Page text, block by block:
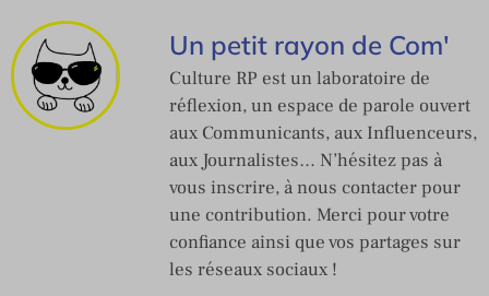
Un petit rayon de Com'
Culture RP est un laboratoire de
réflexion, un espace de parole ouvert
aux Communicants, aux Influenceurs,
aux Journalistes… N’hésitez pas à
vous inscrire, à nous contacter pour
une contribution. Merci pour votre
confiance ainsi que vos partages sur
les réseaux sociaux !